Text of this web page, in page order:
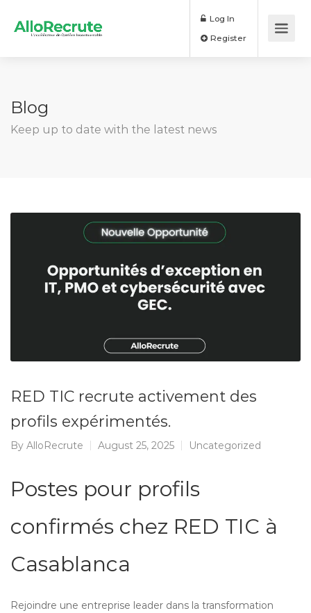
Log In
Blog
Keep up to date with the latest news
RED TIC recrute activement des
profils expérimentés.
By AlloRecrute August 25, 2025 Uncategorized
Postes pour profils
confirmés chez RED TIC à
Casablanca
Rejoindre une entreprise leader dans la transformation